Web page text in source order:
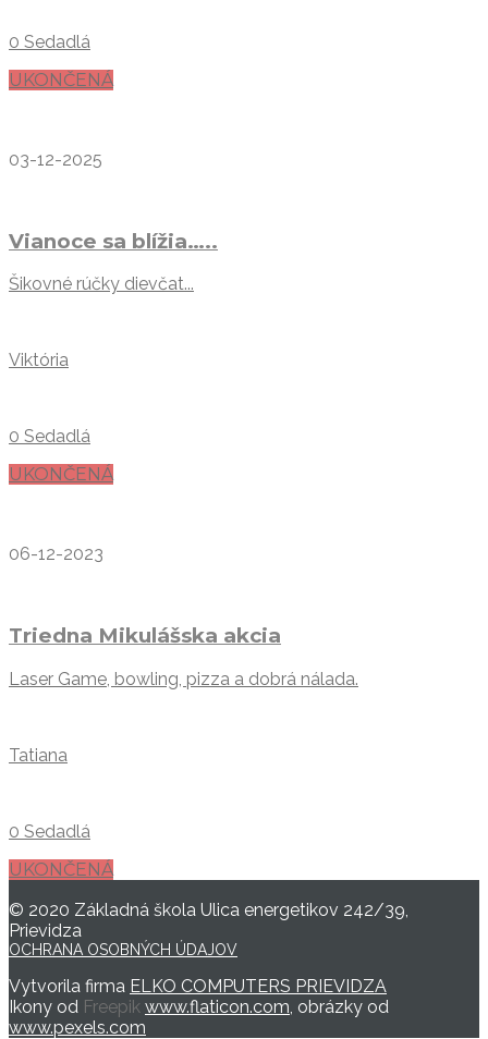
0 Sedadlá
UKONČENÁ
03-12-2025
Vianoce sa blížia…..
Šikovné rúčky dievčat...
Viktória
0 Sedadlá
UKONČENÁ
06-12-2023
Triedna Mikulášska akcia
Laser Game, bowling, pizza a dobrá nálada.
Tatiana
0 Sedadlá
UKONČENÁ
© 2020 Základná škola Ulica energetikov 242/39,
Prievidza
OCHRANA OSOBNÝCH ÚDAJOV
Vytvorila firma ELKO COMPUTERS PRIEVIDZA
Ikony od Freepik www.flaticon.com , obrázky od
www.pexels.com